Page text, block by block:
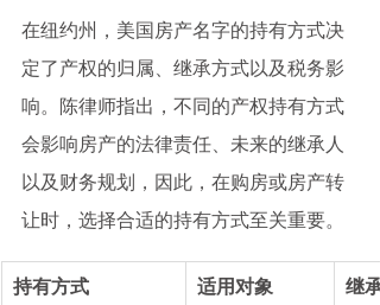
在纽约州，美国房产名字的持有方式决
定了产权的归属、继承方式以及税务影
响。陈律师指出，不同的产权持有方式
会影响房产的法律责任、未来的继承人
以及财务规划，因此，在购房或房产转
让时，选择合适的持有方式至关重要。
持有方式 适用对象 继